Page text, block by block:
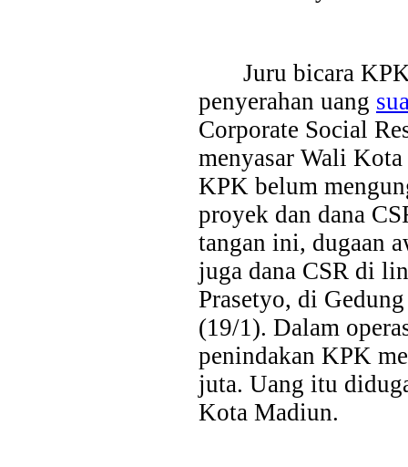
Bank Jatim Dukung Misi Dagang Dan
HONG KONG, KORANRAKYAT.COM,-23 Juli 2026. PT
Tbk (Bank Jatim) terus mendorong pertumbuhan ekonomi
dukungan terhadap kegiatan Misi Dagang dan Investasi
Juru bicara
penyerahan uang
Corporate Social
menyasar Wali
KPK belum
proyek dan dana
tangan ini, dugaan
juga dana CSR di
Prasetyo, di
(19/1). Dalam
penindakan KPK
juta. Uang itu
Kota Madiun.